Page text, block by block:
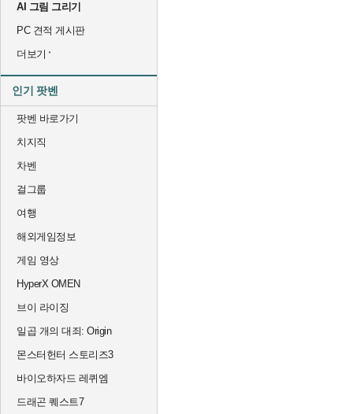
AI 그림 그리기
PC 견적 게시판
더보기
인기 팟벤
팟벤 바로가기
치지직
차벤
걸그룹
여행
해외게임정보
게임 영상
HyperX OMEN
브이 라이징
일곱 개의 대죄: Origin
몬스터헌터 스토리즈3
바이오하자드 레퀴엠
드래곤 퀘스트7